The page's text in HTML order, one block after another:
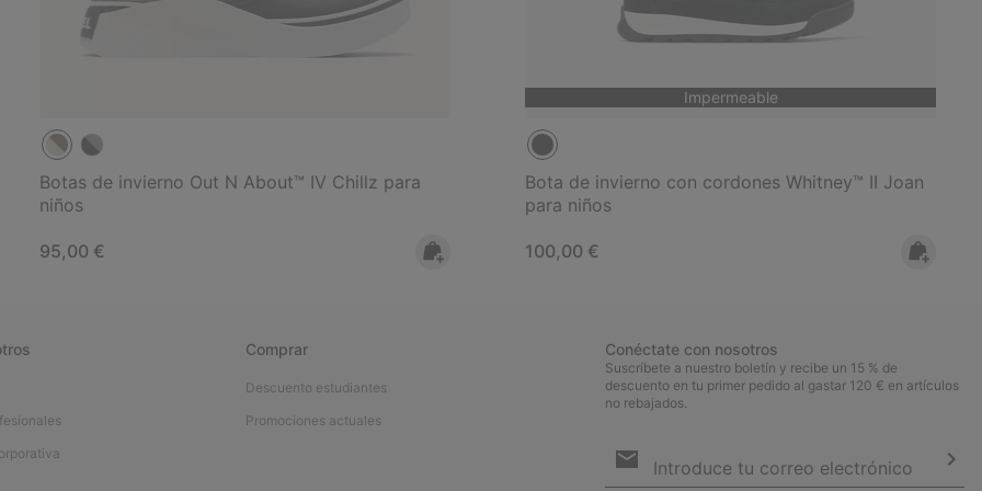
Botas de invierno Out N About™ IV Chillz para
niños
Regular price:
95,00 €
Impermeable
Bota de invierno con cordones Whitney™ II Joan
para niños
Regular price:
100,00 €
Comprar
Descuento estudiantes
Promociones actuales
Conéctate con nosotros
Suscríbete a nuestro boletín y recibe un 15 % de
descuento en tu primer pedido al gastar 120 € en artículos
no rebajados.
de